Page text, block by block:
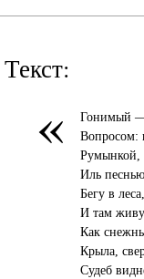
Текст:
«
Гонимый
Вопросом:
Румынкой,
Иль
Бегу в
И там живу
Как
Крыла,
Судеб